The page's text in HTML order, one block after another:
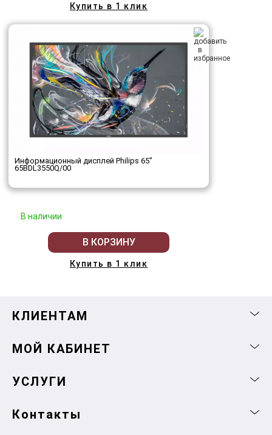
Купить в 1 клик
Информационный дисплей Philips 65"
65BDL3550Q/00
В наличии
В КОРЗИНУ
Купить в 1 клик
КЛИЕНТАМ
МОЙ КАБИНЕТ
УСЛУГИ
Контакты